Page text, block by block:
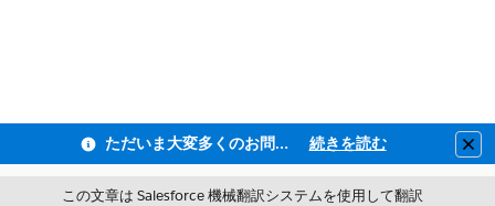
ただいま大変多くのお問い合わせをいただいており、ご連絡までにお時間を頂戴しております 続きを読む
この文章は Salesforce 機械翻訳システムを使用して翻訳